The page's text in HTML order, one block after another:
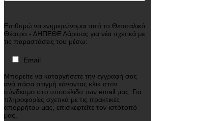
Επιθυμώ να ενημερώνομαι από το Θεσσαλικό
Θέατρο - ΔΗΠΕΘΕ Λάρισας για νέα σχετικά με
τις παραστάσεις του μέσω:
Email
Μπορείτε να καταργήσετε την εγγραφή σας
ανά πάσα στιγμή κάνοντας κλικ στον
σύνδεσμο στο υποσέλιδο των email μας. Για
πληροφορίες σχετικά με τις πρακτικές
απορρήτου μας, επισκεφτείτε τον ιστότοπό
μας.